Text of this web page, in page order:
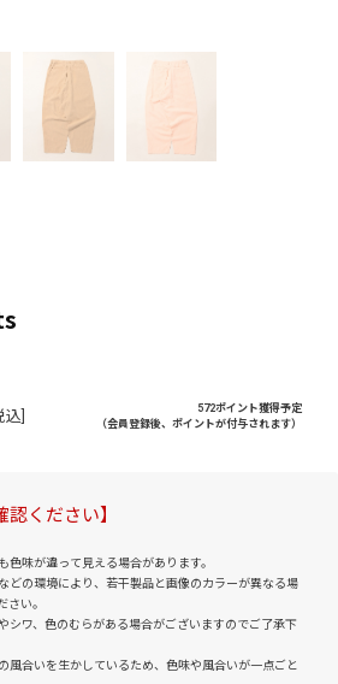
込]
572ポイント獲得予定
（会員登録後、ポイントが付与されます）
認ください】
味が違って見える場合があります。
どの環境により、若干製品と画像のカラーが異なる場
さい。
シワ、色のむらがある場合がございますのでご了承下
風合いを生かしているため、色味や風合いが一点ごと